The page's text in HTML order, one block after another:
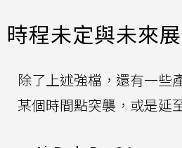
時程未定與未來
除了上述強檔，還有一些
某個時間點突襲，或是延